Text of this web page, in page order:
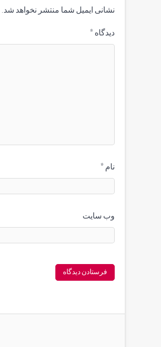
نشانی ایمیل شما منتشر نخواهد شد.
دیدگاه *
نام *
وب‌ سایت